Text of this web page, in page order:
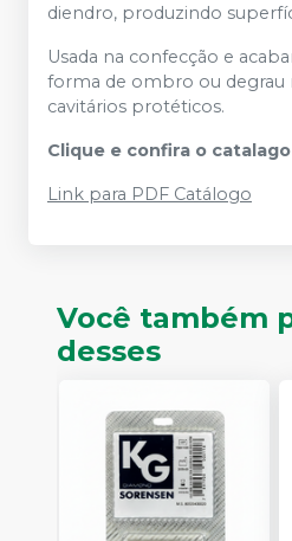
diendro, produzindo
Usada na confecção e
forma de ombro ou
cavitários protéticos.
Clique e confira o
Link para PDF Catálogo
Você também
desses